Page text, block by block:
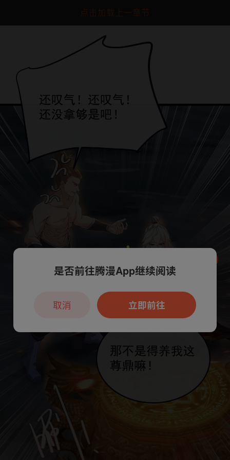
点击加载上一章节
本章节仅支持App阅读，可打开App新用
户7天免费看
是否前往腾漫App继续阅读
立即前往
取消